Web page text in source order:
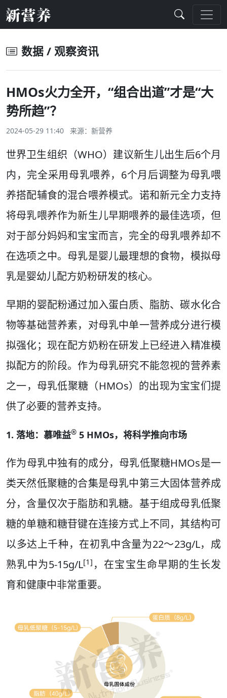
数据 / 观察资讯
HMOs火力全开，“组合出道”才是“大
势所趋”？
2024-05-29 11:40 来源： 新营养
世界卫生组织（WHO）建议新生儿出生后6个月
内，完全采用母乳喂养，6个月后调整为母乳喂
养搭配辅食的混合喂养模式。诺和新元全力支持
将母乳喂养作为新生儿早期喂养的最佳选项，但
对于部分妈妈和宝宝而言，完全的母乳喂养却不
在选项之中。母乳是婴儿最理想的食物，模拟母
乳是婴幼儿配方奶粉研发的核心。
早期的婴配粉通过加入蛋白质、脂肪、碳水化合
物等基础营养素，对母乳中单一营养成分进行模
拟强化；现在配方奶粉在研发上已经进入精准模
拟配方的阶段。作为母乳研究不能忽视的营养素
之一，母乳低聚糖（HMOs）的出现为宝宝们提
供了必要的营养支持。
1. 落地：慕唯益® 5 HMOs，将科学推向市场
作为母乳中独有的成分，母乳低聚糖HMOs是一
类天然低聚糖的合集是母乳中第三大固体营养成
分，含量仅次于脂肪和乳糖。基于组成母乳低聚
糖的单糖和糖苷键在连接方式上不同，其结构可
以多达上千种，在初乳中含量为22～23g/L，成
熟乳中为5-15g/L[1] ，在宝宝生命早期的生长发
育和健康中非常重要。